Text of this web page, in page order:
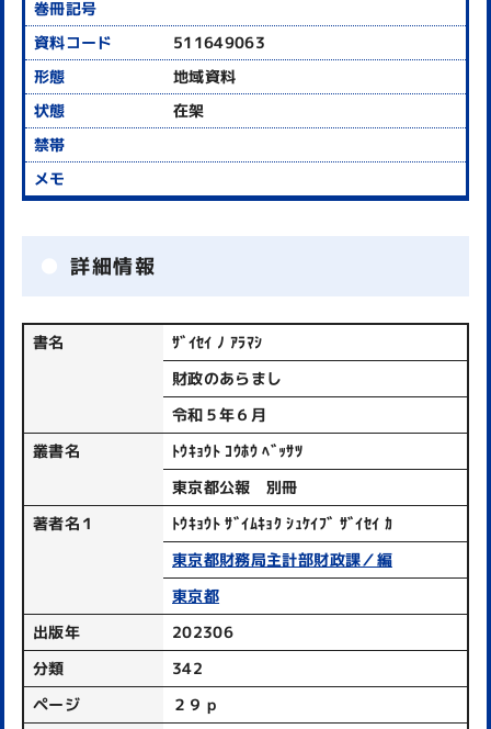
511649063
地域資料
在架
詳細情報
書名
ｻﾞｲｾｲ ﾉ ｱﾗﾏｼ
財政のあらまし
令和５年６月
叢書名
ﾄｳｷｮｳﾄ ｺｳﾎｳ ﾍﾞｯｻﾂ
東京都公報 別冊
著者名１
ﾄｳｷｮｳﾄ ｻﾞｲﾑｷｮｸ ｼｭｹｲﾌﾞ ｻﾞｲｾｲ ｶ
東京都財務局主計部財政課／編
東京都
出版年
202306
分類
342
ページ
２９ｐ